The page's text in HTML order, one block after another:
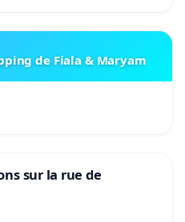
de Fiala & Maryam
sur la rue de